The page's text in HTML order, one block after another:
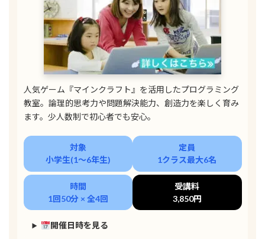
人気ゲーム『マインクラフト』を活用したプログラミング
教室。論理的思考力や問題解決能力、創造力を楽しく育み
ます。少人数制で初心者でも安心。
対象
小学生(1〜6年生)
定員
1クラス最大6名
時間
1回50分 × 全4回
受講料
3,850円
開催日時を見る